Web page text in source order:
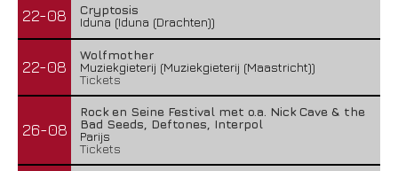
22-08
Cryptosis
Iduna (Iduna (Drachten))
22-08
Wolfmother
Muziekgieterij (Muziekgieterij (Maastricht))
Tickets
26-08
Rock en Seine Festival met o.a. Nick Cave & the
Bad Seeds, Deftones, Interpol
Parijs
Tickets